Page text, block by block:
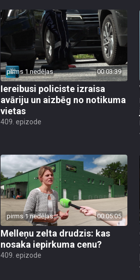
pirms 1 nedēļas 00:03:39
Iereibusi policiste izraisa
avāriju un aizbēg no notikuma
vietas
409. epizode
pirms 1 nedēļas 00:05:05
Melleņu zelta drudzis: kas
nosaka iepirkuma cenu?
409. epizode